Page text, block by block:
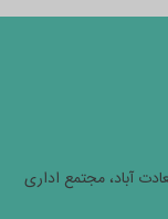
آباد، مجتمع اداری